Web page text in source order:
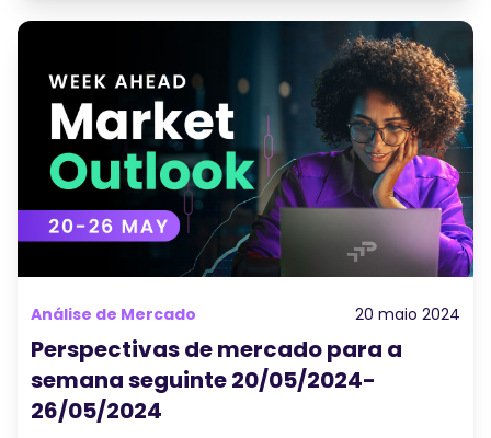
Análise de Mercado 20 maio 2024
Perspectivas de mercado para a
semana seguinte 20/05/2024-
26/05/2024